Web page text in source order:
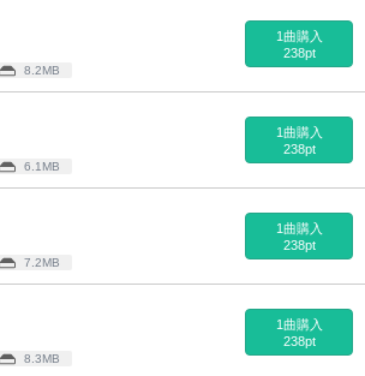
8.2MB
1曲購入
238pt
6.1MB
1曲購入
238pt
7.2MB
1曲購入
238pt
8.3MB
1曲購入
238pt